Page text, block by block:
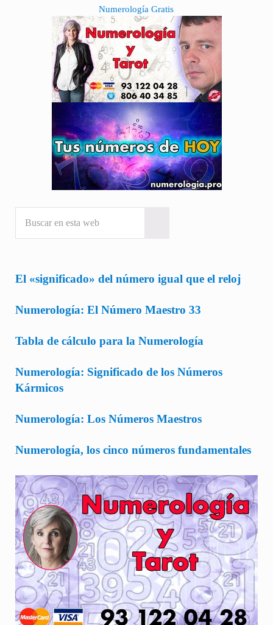
Sidebar Numerología Gratis
El «significado» del número igual que el reloj
Numerología: El Número Maestro 33
Tabla de cálculo para la Numerología
Numerología: Significado de los Números
Kármicos
Numerología: Los Números Maestros
Numerología, los cinco números fundamentales